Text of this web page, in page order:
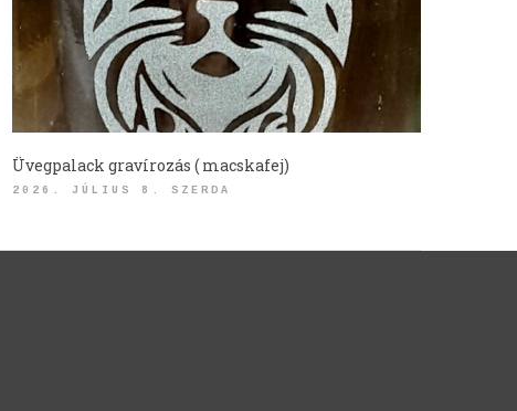
Üvegpalack gravírozás ( macskafej)
2026. JÚLIUS 8. SZERDA